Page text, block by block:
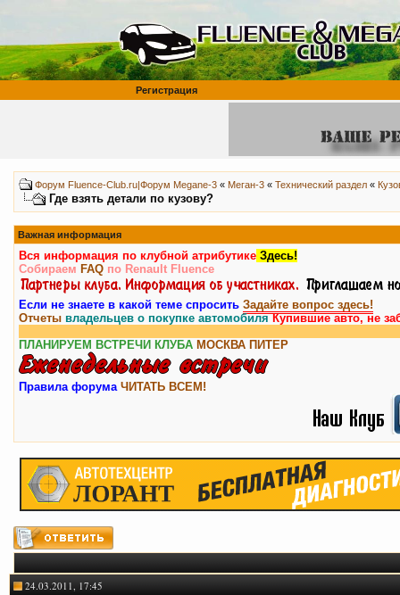
Регистрация
Форум Fluence-Club.ru|Форум Megane-3 « Меган-3 « Технический раздел «
Где взять детали по кузову?
Важная информация
Вся информация по клубной атрибутике Здесь!
Собираем FAQ по Renault Fluence
Если не знаете в какой теме спросить Задайте вопрос здесь!
Отчеты владельцев о покупке автомобиляКупившие авто, не
ПЛАНИРУЕМ ВСТРЕЧИ КЛУБА МОСКВА ПИТЕР
Правила форума ЧИТАТЬ ВСЕМ!
24.03.2011, 17:45